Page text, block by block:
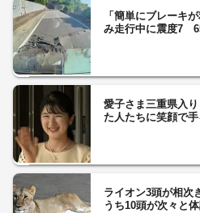
「簡単にブレーキ
み走行中に震度7
愛子さま三重県入
た人たちに笑顔で
ライオン3頭が相
うち10頭が次々と